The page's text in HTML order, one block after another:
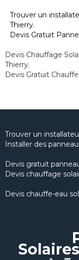
Trouver un
Thierry.
Devis Gratuit
Devis Chauffage
Thierry.
Devis Gratuit
Trouver un
Installer des
Devis gratuit
Devis chauffage
Devis chauffe-eau
Solaires